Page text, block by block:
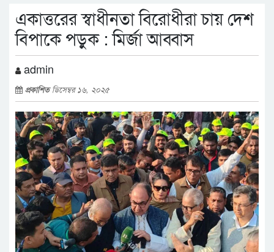
একাত্তরের স্বাধীনতা বিরোধীরা চায় দেশ
বিপাকে পড়ুক : মির্জা আব্বাস
admin
প্রকাশিতডিসেম্বর ১৬, ২০২৫